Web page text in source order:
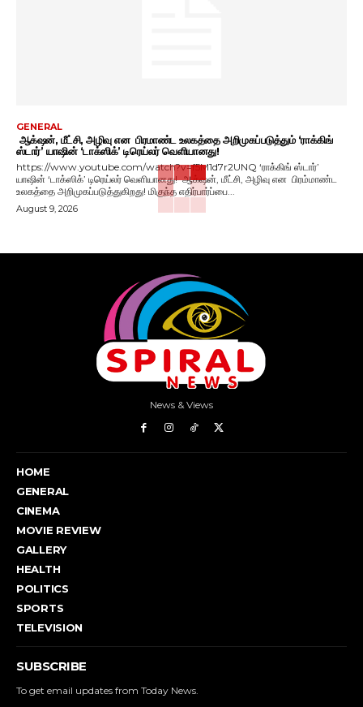
GENERAL
ஆக்‌ஷன், மீட்சி, அழிவு என பிரமாண்ட உலகத்தை அறிமுகப்படுத்தும் ‘ராக்கிங்
ஸ்டார்’ யாஷின் ‘டாக்ஸிக்’ டிரெய்லர் வெளியானது!
https://www.youtube.com/watch?v=f5M1d7r2UNQ ‘ராக்கிங் ஸ்டார்’
யாஷின் ‘டாக்ஸிக்’ டிரெய்லர் வெளியானது! ஆக்‌ஷன், மீட்சி, அழிவு என பிரம்மாண்ட
உலகத்தை அறிமுகப்படுத்துகிறது! மிகுந்த எதிர்பார்ப்பை...
August 9, 2026
News & Views
HOME
GENERAL
CINEMA
MOVIE REVIEW
GALLERY
HEALTH
POLITICS
SPORTS
TELEVISION
SUBSCRIBE
To get email updates from Today News.